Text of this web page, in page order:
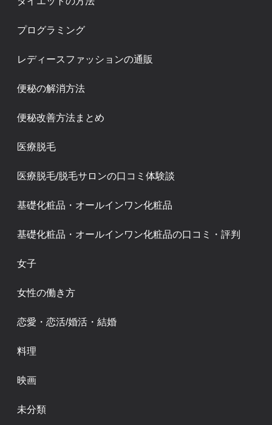
プログラミング
レディースファッションの通販
便秘の解消方法
便秘改善方法まとめ
医療脱毛
医療脱毛/脱毛サロンの口コミ体験談
基礎化粧品・オールインワン化粧品
基礎化粧品・オールインワン化粧品の口コミ・評判
女子
女性の働き方
恋愛・恋活/婚活・結婚
料理
映画
未分類